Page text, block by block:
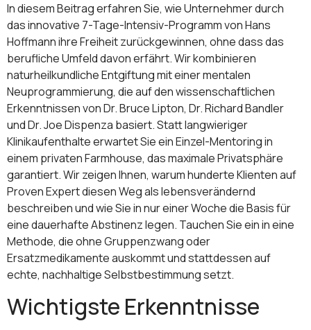
In diesem Beitrag erfahren Sie, wie Unternehmer durch
das innovative 7-Tage-Intensiv-Programm von Hans
Hoffmann ihre Freiheit zurückgewinnen, ohne dass das
berufliche Umfeld davon erfährt. Wir kombinieren
naturheilkundliche Entgiftung mit einer mentalen
Neuprogrammierung, die auf den wissenschaftlichen
Erkenntnissen von Dr. Bruce Lipton, Dr. Richard Bandler
und Dr. Joe Dispenza basiert. Statt langwieriger
Klinikaufenthalte erwartet Sie ein Einzel-Mentoring in
einem privaten Farmhouse, das maximale Privatsphäre
garantiert. Wir zeigen Ihnen, warum hunderte Klienten auf
Proven Expert diesen Weg als lebensverändernd
beschreiben und wie Sie in nur einer Woche die Basis für
eine dauerhafte Abstinenz legen. Tauchen Sie ein in eine
Methode, die ohne Gruppenzwang oder
Ersatzmedikamente auskommt und stattdessen auf
echte, nachhaltige Selbstbestimmung setzt.
Wichtigste Erkenntnisse